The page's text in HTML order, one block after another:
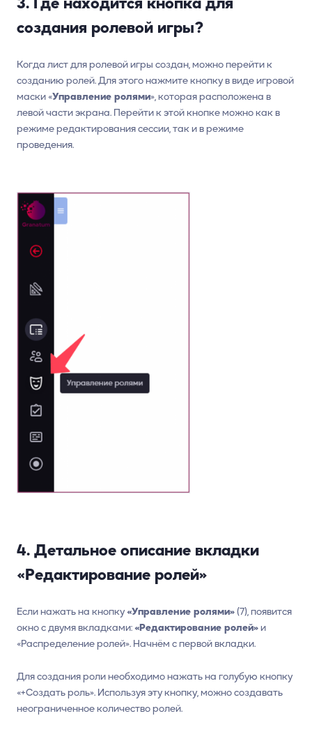
создания ролевой игры?
Когда лист для ролевой игры создан, можно перейти к
созданию ролей. Для этого нажмите кнопку в виде игровой
маски «Управление ролями», которая расположена в
левой части экрана. Перейти к этой кнопке можно как в
режиме редактирования сессии, так и в режиме
проведения.
4. Детальное описание вкладки
«Редактирование ролей»
Если нажать на кнопку«Управление ролями»(7), появится
окно с двумя вкладками:«Редактирование ролей»и
«Распределение ролей». Начнём с первой вкладки.
Для создания роли необходимо нажать на голубую кнопку
«+Создать роль». Используя эту кнопку, можно создавать
неограниченное количество ролей.